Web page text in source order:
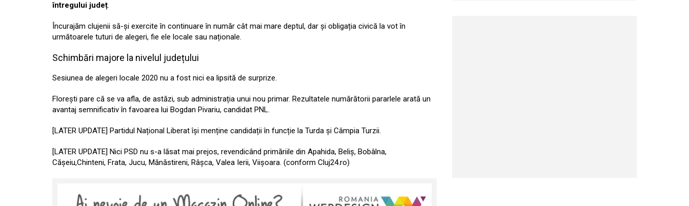
întregului județ.
Încurajăm clujenii să-și exercite în continuare în număr cât mai mare deptul, dar și obligația civică la vot în
următoarele tuturi de alegeri, fie ele locale sau naționale.
Schimbări majore la nivelul județului
Sesiunea de alegeri locale 2020 nu a fost nici ea lipsită de surprize.
Florești pare că se va afla, de astăzi, sub administrația unui nou primar. Rezultatele numărătorii pararlele arată un
avantaj semnificativ în favoarea lui Bogdan Pivariu, candidat PNL.
[LATER UPDATE] Partidul Național Liberat își menține candidații în funcție la Turda și Câmpia Turzii.
[LATER UPDATE] Nici PSD nu s-a lăsat mai prejos, revendicând primăriile din Apahida, Beliş, Bobâlna,
Cășeiu,Chinteni, Frata, Jucu, Mănăstireni, Râșca, Valea Ierii, Viișoara. (conform Cluj24.ro)